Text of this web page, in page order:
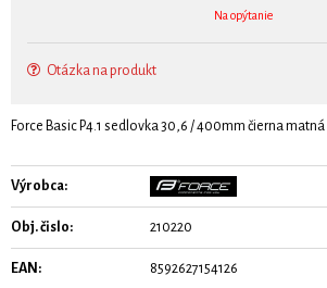
Na opýtanie
Otázka na produkt
Force Basic P4.1 sedlovka 30,6 / 400mm čierna matná
Výrobca:
Obj. čislo: 210220
EAN: 8592627154126